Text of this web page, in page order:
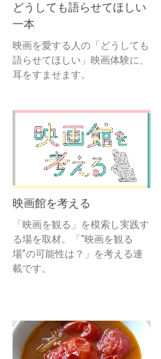
どうしても語らせてほしい
一本
映画を愛する人の「どうしても
語らせてほしい」映画体験に、
耳をすませます。
映画館を考える
「映画を観る」を模索し実践す
る場を取材。「“映画を観る
場”の可能性は？」を考える連
載です。